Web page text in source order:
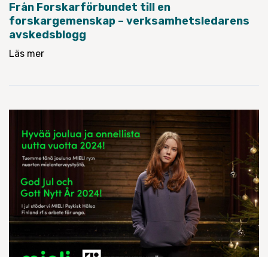
Från Forskarförbundet till en
forskargemenskap – verksamhetsledarens
avskedsblogg
Läs mer